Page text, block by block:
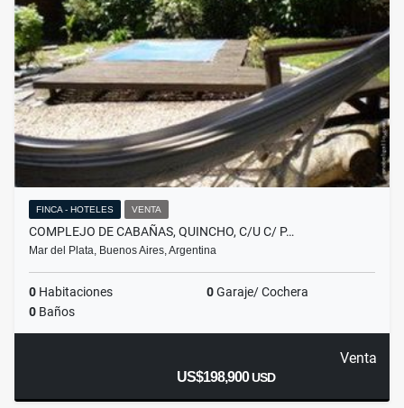
FINCA - HOTELES VENTA
COMPLEJO DE CABAÑAS, QUINCHO, C/U C/ P…
Mar del Plata, Buenos Aires, Argentina
0 Habitaciones 0Garaje/ Cochera
0 Baños
Venta
US$198,900USD